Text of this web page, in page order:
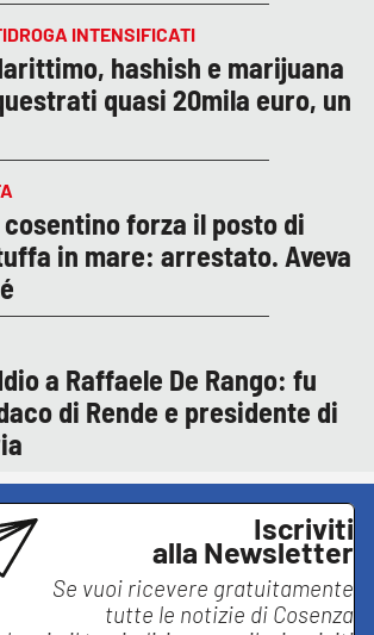
INTENSIFICATI
hashish e marijuana
quasi 20mila euro, un
forza il posto di
in mare: arrestato. Aveva
a Raffaele De Rango: fu
di Rende e presidente di
Iscriviti
alla Newsletter
Se vuoi ricevere gratuitamente
tutte le notizie di Cosenza